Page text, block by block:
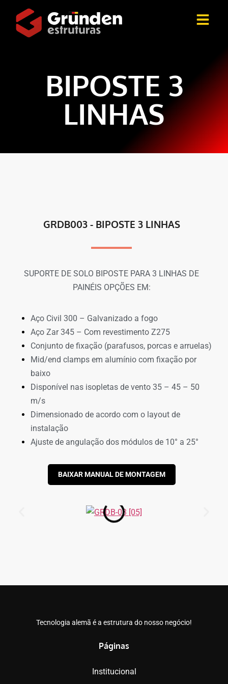
BIPOSTE 3
LINHAS
GRDB003 - BIPOSTE 3 LINHAS
SUPORTE DE SOLO BIPOSTE PARA 3 LINHAS DE
PAINÉIS OPÇÕES EM:
Aço Civil 300 – Galvanizado a fogo
Aço Zar 345 – Com revestimento Z275
Conjunto de fixação (parafusos, porcas e arruelas)
Mid/end clamps em alumínio com fixação por
baixo
Disponível nas isopletas de vento 35 – 45 – 50
m/s
Dimensionado de acordo com o layout de
instalação
Ajuste de angulação dos módulos de 10° a 25°
BAIXAR MANUAL DE MONTAGEM
Tecnologia alemã é a estrutura do nosso negócio!
Páginas
Institucional